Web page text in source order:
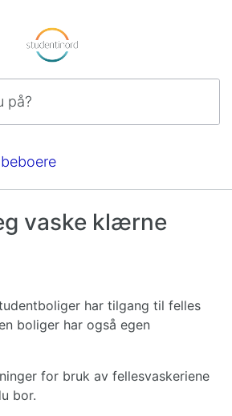
vaske klærne
har tilgang til felles
boliger har også egen
for bruk av fellesvaskeriene
bor.